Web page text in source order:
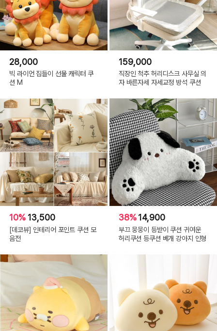
28,000
빅 라이언 집들이 선물 캐릭터 쿠
션 M
159,000
직장인 척추 허리디스크 사무실 의
자 바른자세 자세교정 방석 쿠션
10% 13,500
[데코뷰] 인테리어 포인트 쿠션 모
음전
38%14,900
부끄 뭉뭉이 등받이 쿠션 귀여운
허리쿠션 등쿠션 베개 강아지 인형